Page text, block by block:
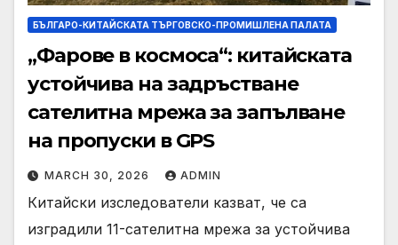
БЪЛГАРО-КИТАЙСКАТА ТЪРГОВСКО-ПРОМИШЛЕНА ПАЛАТА
„Фарове в космоса“: китайската
устойчива на задръстване
сателитна мрежа за запълване
на пропуски в GPS
MARCH 30, 2026 ADMIN
Китайски изследователи казват, че са
изградили 11-сателитна мрежа за устойчива